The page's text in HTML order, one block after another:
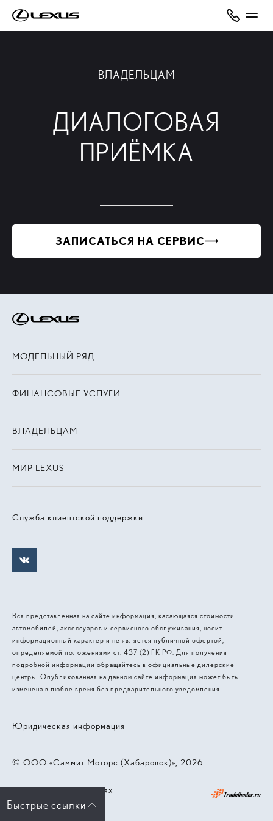
ВЛАДЕЛЬЦАМ
ДИАЛОГОВАЯ
ПРИЁМКА
ЗАПИСАТЬСЯ НА СЕРВИС
Служба клиентской поддержки
МОДЕЛЬНЫЙ РЯД
ФИНАНСОВЫЕ УСЛУГИ
ВЛАДЕЛЬЦАМ
МИР LEXUS
Вся представленная на сайте информация, касающаяся стоимости
автомобилей, аксессуаров и сервисного обслуживания, носит
информационный характер и не является публичной офертой,
определяемой положениями ст. 437 (2) ГК РФ. Для получения
подробной информации обращайтесь в официальные дилерские
центры. Опубликованная на данном сайте информация может быть
изменена в любое время без предварительного уведомления.
© 2026, ООО «‎Саммит Моторс (Хабаровск)»
Юридическая информация
Работает на технологиях